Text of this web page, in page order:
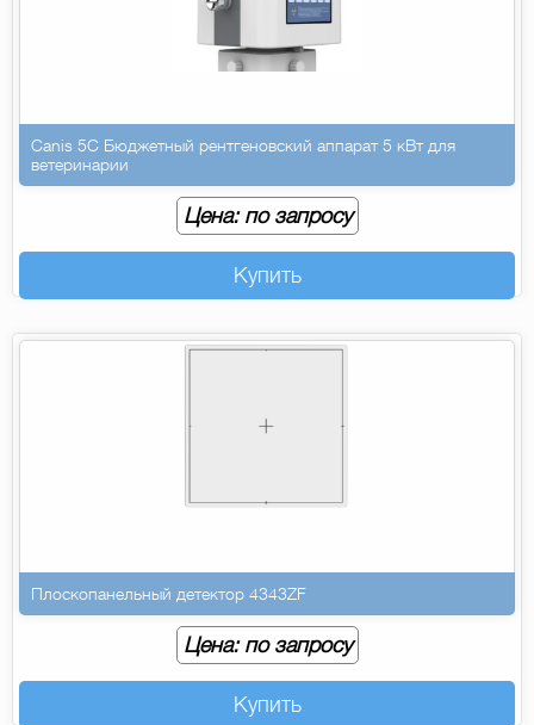
Canis 5C Бюджетный рентгеновский аппарат 5 кВт для
ветеринарии
Цена: по запросу
Купить
Плоскопанельный детектор 4343ZF
Цена: по запросу
Купить